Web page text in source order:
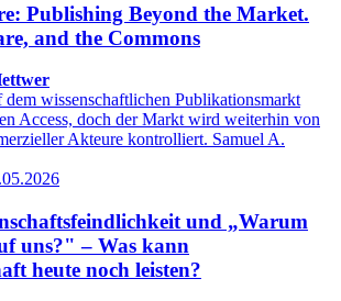
Publishing Beyond the Market.
and the Commons
wissenschaftlichen Publikationsmarkt
Access, doch der Markt wird weiterhin von
Akteure kontrolliert. Samuel A.
und „Warum
uns?" – Was kann
heute noch leisten?